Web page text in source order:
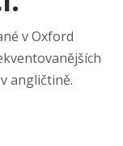
v Oxford
angličtině.